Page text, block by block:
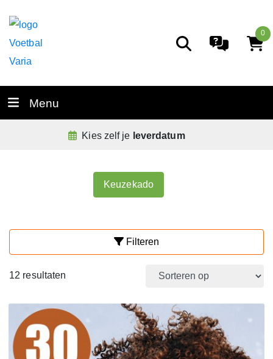
0
Menu
Deallerbesteservice
Keuzekado
Filteren
12 resultaten